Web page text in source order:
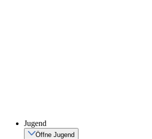
Jugend
Öffne Jugend